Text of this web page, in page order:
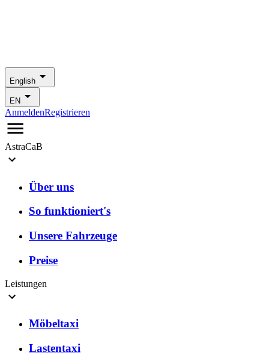
English
EN
AnmeldenRegistrieren
AstraCaB
Über uns
So funktioniert's
Unsere Fahrzeuge
Preise
Leistungen
Möbeltaxi
Lastentaxi